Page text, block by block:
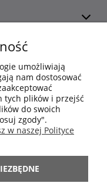
umożliwiają
nam dostosować
tych plików i przejść
do swoich
zgody".
w naszej Polityce